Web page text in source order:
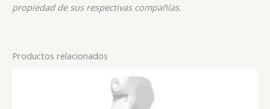
propiedad de sus respectivas compañías.
Productos relacionados